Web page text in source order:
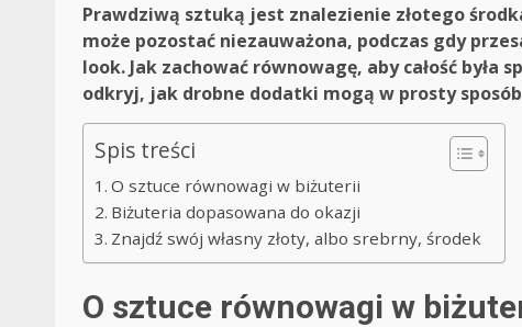
Prawdziwą sztuką jest znalezienie złotego
może pozostać niezauważona, podczas gdy
look. Jak zachować równowagę, aby całość była
odkryj, jak drobne dodatki mogą w prosty
Spis treści
O sztuce równowagi w biżuterii
Biżuteria dopasowana do okazji
Znajdź swój własny złoty, albo srebrny, środek
O sztuce równowagi w